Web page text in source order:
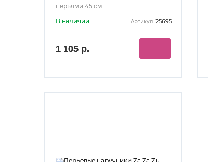
перьями 45 см
В наличии
Артикул: 25695
1 105 р.